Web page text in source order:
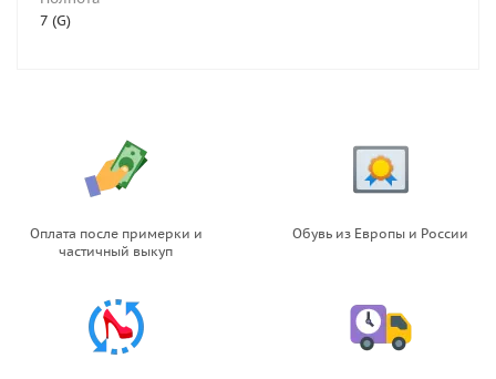
7 (G)
Оплата после примерки и
частичный выкуп
Обувь из Европы и России